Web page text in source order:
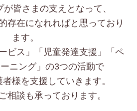
皆さまの⽀えとなって、
存在になれればと思っており
ます。
ビス」「児童発達支援」「ペ
ニング」の3つの活動で
様を⽀援していきます。
相談も承っております。